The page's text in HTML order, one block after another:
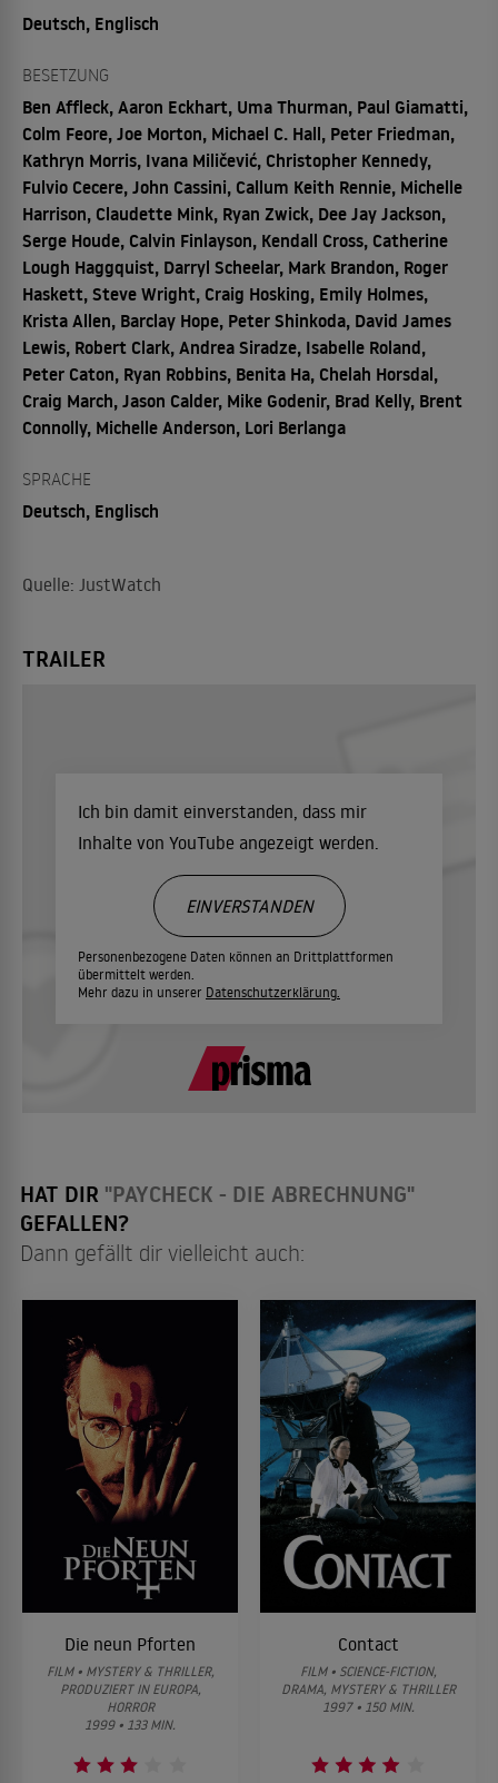
Deutsch, Englisch
BESETZUNG
Ben Affleck, Aaron Eckhart, Uma Thurman, Paul Giamatti,
Colm Feore, Joe Morton, Michael C. Hall, Peter Friedman,
Kathryn Morris, Ivana Miličević, Christopher Kennedy,
Fulvio Cecere, John Cassini, Callum Keith Rennie, Michelle
Harrison, Claudette Mink, Ryan Zwick, Dee Jay Jackson,
Serge Houde, Calvin Finlayson, Kendall Cross, Catherine
Lough Haggquist, Darryl Scheelar, Mark Brandon, Roger
Haskett, Steve Wright, Craig Hosking, Emily Holmes,
Krista Allen, Barclay Hope, Peter Shinkoda, David James
Lewis, Robert Clark, Andrea Siradze, Isabelle Roland,
Peter Caton, Ryan Robbins, Benita Ha, Chelah Horsdal,
Craig March, Jason Calder, Mike Godenir, Brad Kelly, Brent
Connolly, Michelle Anderson, Lori Berlanga
SPRACHE
Deutsch, Englisch
Quelle: JustWatch
TRAILER
Ich bin damit einverstanden, dass mir
Inhalte von YouTube angezeigt werden.
Personenbezogene Daten können an Drittplattformen
übermittelt werden.
Mehr dazu in unserer Datenschutzerklärung.
EINVERSTANDEN
HAT DIR "PAYCHECK - DIE ABRECHNUNG"
GEFALLEN?
Dann gefällt dir vielleicht auch:
Die neun Pforten
FILM • MYSTERY & THRILLER,
PRODUZIERT IN EUROPA,
HORROR
1999 • 133 MIN.
Contact
FILM • SCIENCE-FICTION,
DRAMA, MYSTERY & THRILLER
1997 • 150 MIN.